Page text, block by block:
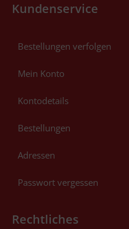
Kundenservice
Bestellungen verfolgen
Mein Konto
Kontodetails
Bestellungen
Adressen
Passwort vergessen
Rechtliches